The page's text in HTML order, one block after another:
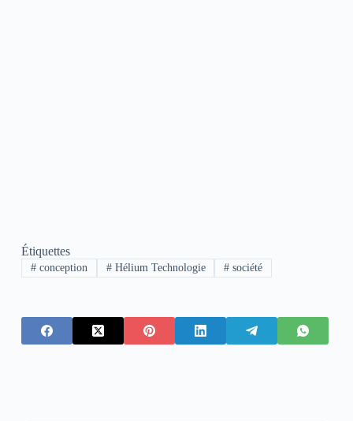
Étiquettes
#conception #Hélium Technologie # société